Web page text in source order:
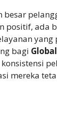
besar
positif, ada
yang
bagi
mereka